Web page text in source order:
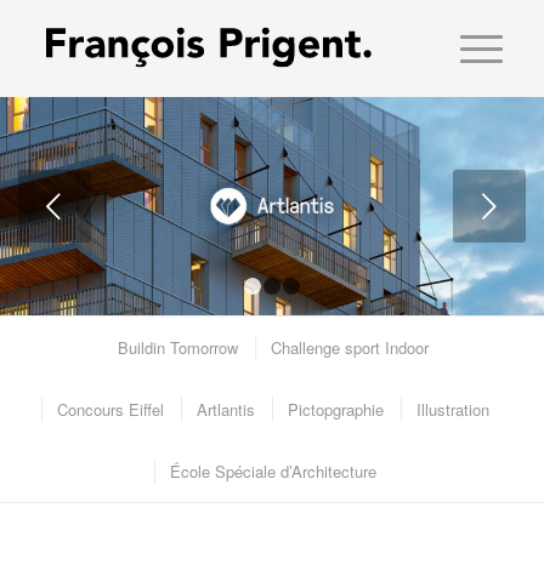
Suivant
1 2 3
Buildin Tomorrow Challenge sport Indoor
Concours Eiffel Artlantis Pictopgraphie Illustration
École Spéciale d’Architecture